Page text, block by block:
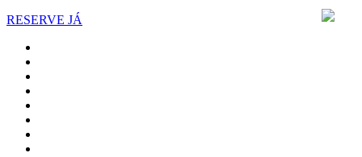
RESERVE JÁ